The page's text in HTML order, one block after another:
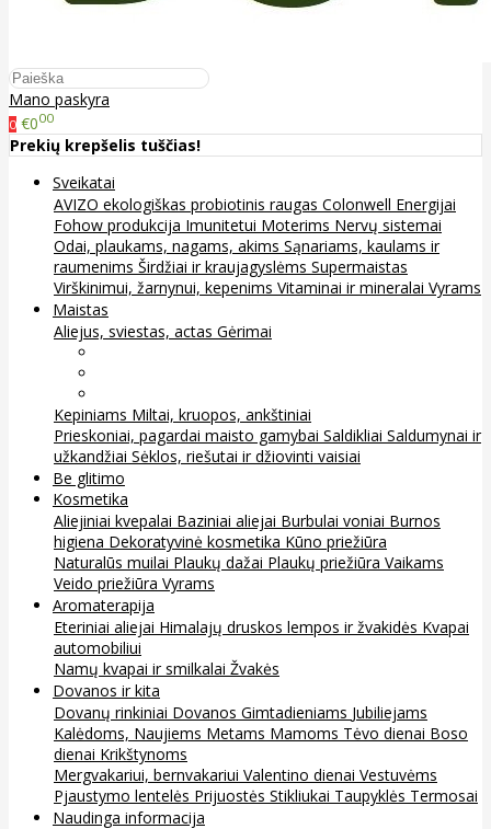
Mano paskyra
0 €000
Prekių krepšelis tuščias!
Sveikatai
AVIZO ekologiškas probiotinis raugas Colonwell Energijai
Fohow produkcija Imunitetui Moterims Nervų sistemai
Odai, plaukams, nagams, akims Sąnariams, kaulams ir
raumenims Širdžiai ir kraujagyslėms Supermaistas
Virškinimui, žarnynui, kepenims Vitaminai ir mineralai Vyrams
Maistas
Aliejus, sviestas, actas Gėrimai
Kepiniams Miltai, kruopos, ankštiniai
Prieskoniai, pagardai maisto gamybai Saldikliai Saldumynai ir
užkandžiai Sėklos, riešutai ir džiovinti vaisiai
Be glitimo
Kosmetika
Aliejiniai kvepalai Baziniai aliejai Burbulai voniai Burnos
higiena Dekoratyvinė kosmetika Kūno priežiūra
Naturalūs muilai Plaukų dažai Plaukų priežiūra Vaikams
Veido priežiūra Vyrams
Aromaterapija
Eteriniai aliejai Himalajų druskos lempos ir žvakidės Kvapai
automobiliui
Namų kvapai ir smilkalai Žvakės
Dovanos ir kita
Dovanų rinkiniai Dovanos Gimtadieniams Jubiliejams
Kalėdoms, Naujiems Metams Mamoms Tėvo dienai Boso
dienai Krikštynoms
Mergvakariui, bernvakariui Valentino dienai Vestuvėms
Pjaustymo lentelės Prijuostės Stikliukai Taupyklės Termosai
Naudinga informacija